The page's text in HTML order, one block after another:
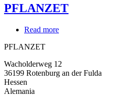
PFLANZET
Read more
PFLANZET
Wacholderweg 12
36199 Rotenburg an der Fulda
Hessen
Alemania